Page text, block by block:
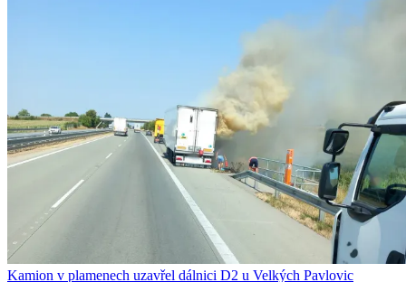
Kamion v plamenech uzavřel dálnici D2 u Velkých Pavlovic